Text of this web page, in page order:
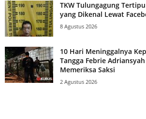
TKW Tulungagung
yang Dikenal Lewat
8 Agustus 2026
10 Hari Meninggalnya
Tangga Febrie
Memeriksa Saksi
2 Agustus 2026